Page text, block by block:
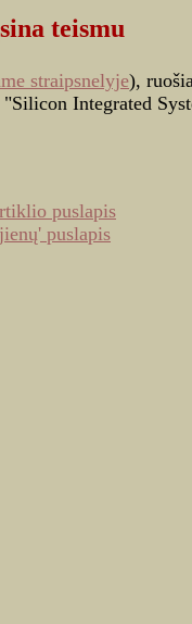
teismu
straipsnelyje),
Integrated
puslapis
puslapis